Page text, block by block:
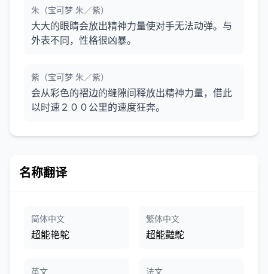
朱（宝可梦 朱／紫）
大大的眼睛会放出精神力量使对手无法动弹。与
外表不同，性格很凶暴。
紫（宝可梦 朱／紫）
会从彩色的褶边的缝隙间释放出精神力量，借此
以时速２００公里的速度狂奔。
名称翻译
简体中文
超能艳鸵
繁体中文
超能豔鴕
英文 法文